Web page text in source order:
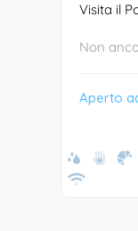
Visita il
Non
Aperto